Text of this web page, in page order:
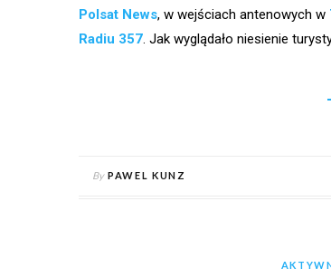
Polsat News, w wejściach antenowych w
Radiu 357. Jak wyglądało niesienie
By PAWEL KUNZ